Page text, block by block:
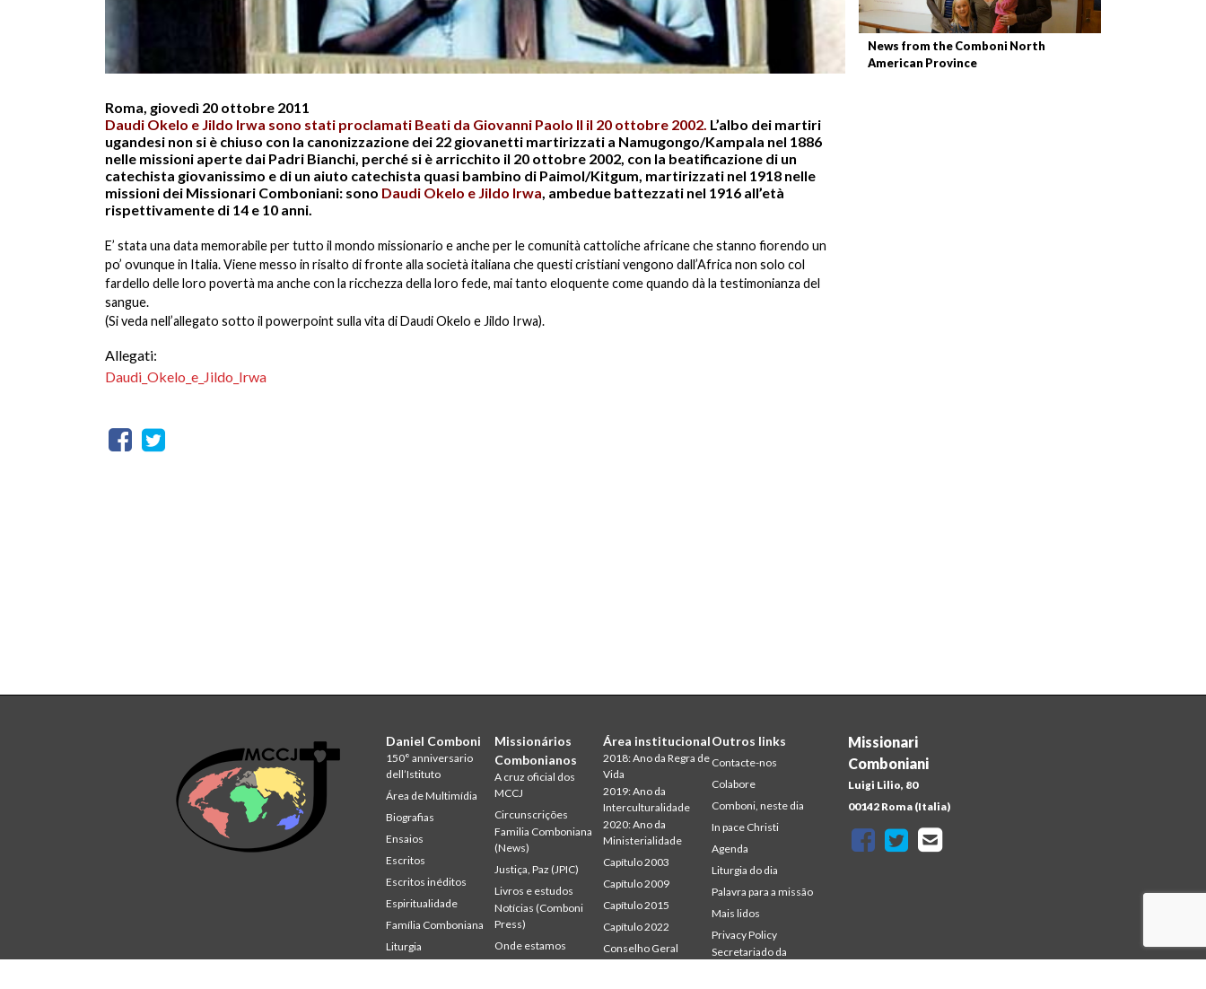
News from the Comboni North
American Province
Roma, giovedì 20 ottobre 2011
Daudi Okelo e Jildo Irwa sono stati proclamati Beati da Giovanni Paolo II il 20 ottobre 2002. L’albo dei martiri
ugandesi non si è chiuso con la canonizzazione dei 22 giovanetti martirizzati a Namugongo/Kampala nel 1886
nelle missioni aperte dai Padri Bianchi, perché si è arricchito il 20 ottobre 2002, con la beatificazione di un
catechista giovanissimo e di un aiuto catechista quasi bambino di Paimol/Kitgum, martirizzati nel 1918 nelle
missioni dei Missionari Comboniani: sono Daudi Okelo e Jildo Irwa, ambedue battezzati nel 1916 all’età
rispettivamente di 14 e 10 anni.
E’ stata una data memorabile per tutto il mondo missionario e anche per le comunità cattoliche africane che stanno fiorendo un
po’ ovunque in Italia. Viene messo in risalto di fronte alla società italiana che questi cristiani vengono dall’Africa non solo col
fardello delle loro povertà ma anche con la ricchezza della loro fede, mai tanto eloquente come quando dà la testimonianza del
sangue.
(Si veda nell’allegato sotto il powerpoint sulla vita di Daudi Okelo e Jildo Irwa).
Allegati:
Daudi_Okelo_e_Jildo_Irwa
Missionari
Comboniani
Luigi Lilio, 80
00142 Roma (Italia)
Daniel Comboni
150° anniversario
dell’Istituto
Área de Multimídia
Biografias
Ensaios
Escritos
Escritos inéditos
Espiritualidade
Família Comboniana
Liturgia
Studium
Missionários
Combonianos
A cruz oficial dos
MCCJ
Circunscrições
Familia Comboniana
(News)
Justiça, Paz (JPIC)
Livros e estudos
Notícias (Comboni
Press)
Onde estamos
Área institucional
2018: Ano da Regra de
Vida
2019: Ano da
Interculturalidade
2020: Ano da
Ministerialidade
Capítulo 2003
Capítulo 2009
Capítulo 2015
Capítulo 2022
Conselho Geral
Outros links
Contacte-nos
Colabore
Comboni, neste dia
In pace Christi
Agenda
Liturgia do dia
Palavra para a missão
Mais lidos
Privacy Policy
Secretariado da